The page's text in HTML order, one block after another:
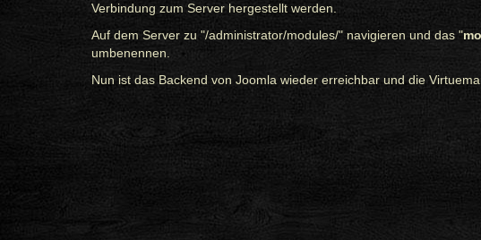
Verbindung zum Server hergestellt werden.
Auf dem Server zu "/administrator/modules/" navigieren und das "
umbenennen.
Nun ist das Backend von Joomla wieder erreichbar und die